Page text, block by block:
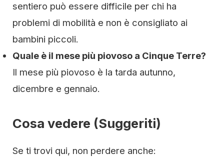
sentiero può essere difficile per chi ha
problemi di mobilità e non è consigliato ai
bambini piccoli.
Quale è il mese più piovoso a Cinque Terre?
Il mese più piovoso è la tarda autunno,
dicembre e gennaio.
Cosa vedere (Suggeriti)
Se ti trovi qui, non perdere anche: